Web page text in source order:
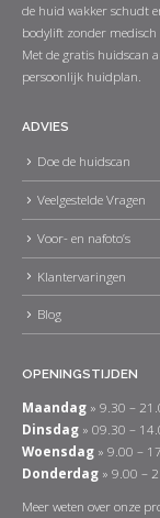
de huid wakker schudt
bodylift zonder
Met de gratis huidscan
persoonlijk huidplan.
ADVIES
Doe de huidscan
Veelgestelde Vragen
Voor- en nafoto’s
Klantervaringen
Blog
OPENINGSTIJDEN
Maandag » 9.30 –
Dinsdag » 09.30 –
Woensdag » 9.00 –
Donderdag » 9.00 –
Meer weten over onze